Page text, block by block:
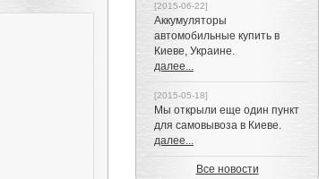
[2015-06-22]
Аккумуляторы
автомобильные купить в
Киеве, Украине.
далее...
[2015-05-18]
Мы открыли еще один пункт
для самовывоза в Киеве.
далее...
Все новости